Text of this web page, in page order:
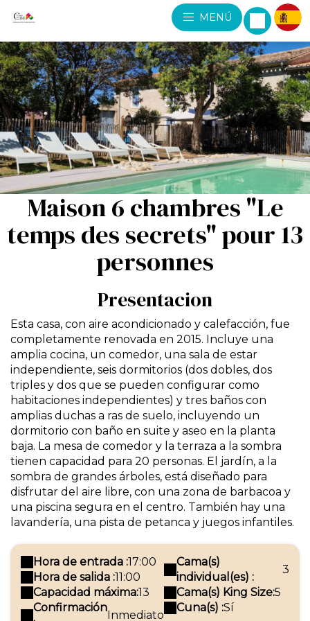
MENÚ
Maison 6 chambres "Le
temps des secrets" pour 13
personnes
Presentacion
Esta casa, con aire acondicionado y calefacción, fue
completamente renovada en 2015. Incluye una
amplia cocina, un comedor, una sala de estar
independiente, seis dormitorios (dos dobles, dos
triples y dos que se pueden configurar como
habitaciones independientes) y tres baños con
amplias duchas a ras de suelo, incluyendo un
dormitorio con baño en suite y aseo en la planta
baja. La mesa de comedor y la terraza a la sombra
tienen capacidad para 20 personas. El jardín, a la
sombra de grandes árboles, está diseñado para
disfrutar del aire libre, con una zona de barbacoa y
una piscina segura en el centro. También hay una
lavandería, una pista de petanca y juegos infantiles.
Hora de entrada :17:00
Hora de salida :11:00
Capacidad máxima:13
Confirmación
Inmediato
Cama(s)
individual(es) :
3
Cama(s) King Size:5
Cuna(s) :Sí